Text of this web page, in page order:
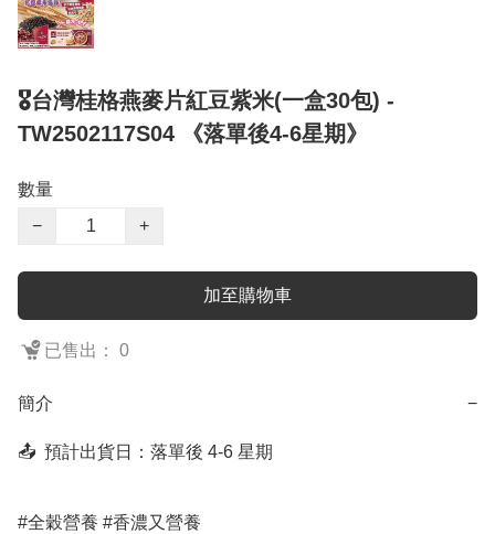
🎖台灣桂格燕麥片紅豆紫米(一盒30包) -
TW2502117S04 《落單後4-6星期》
數量
−
+
加至購物車
已售出： 0
簡介 −
📤  預計出貨日：落單後 4-6 星期
#全穀營養 #香濃又營養